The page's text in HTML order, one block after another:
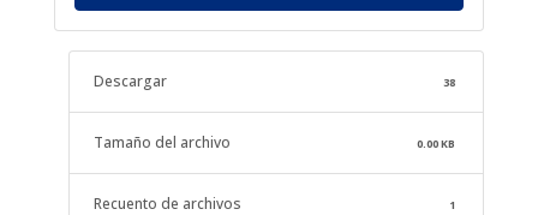
Descargar 38
Tamaño del archivo 0.00 KB
Recuento de archivos 1